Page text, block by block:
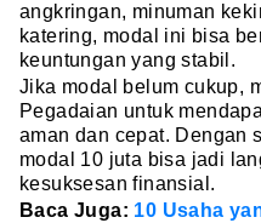
angkringan, minuman
katering, modal ini bisa
keuntungan yang stabil.
Jika modal belum cukup,
Pegadaian untuk
aman dan cepat. Dengan
modal 10 juta bisa jadi
kesuksesan finansial.
Baca Juga: 10 Usaha